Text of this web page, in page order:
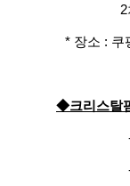
* 장소 : 쿠
◆크리스탈